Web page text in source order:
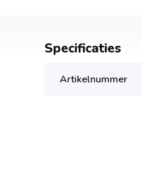
Specificaties
Artikelnummer